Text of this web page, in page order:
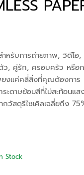
หรับการถ่ายภาพ, วิดีโอ,
ตัว, คู่รัก, ครอบครัว หรื
ยงแค่คลี่สิ่งที่คุณต้องการ
ดาษย้อมสีที่ไม่สะท้อนแส
กวัสดุรีไซเคิลเฉลี่ยถึง
Stock